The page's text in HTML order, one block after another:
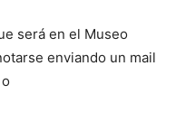
será en el Museo
enviando un mail